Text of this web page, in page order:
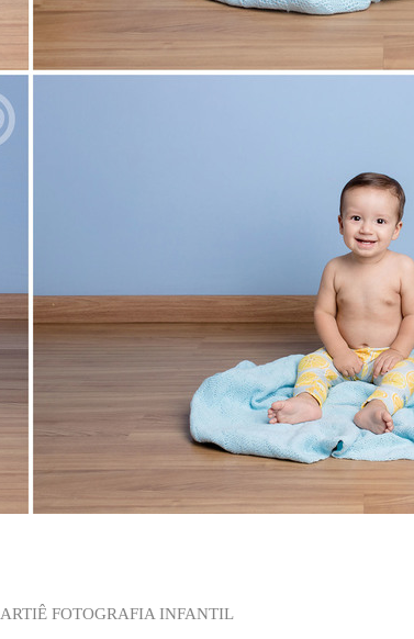
ARTIÊ FOTOGRAFIA INFANTIL